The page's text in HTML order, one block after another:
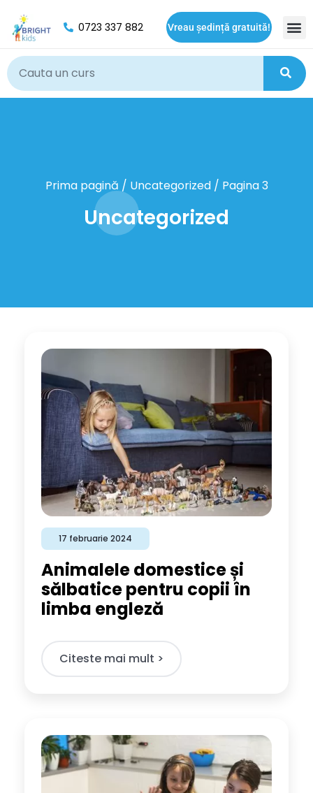
0723 337 882 Vreau ședință gratuită!
Prima pagină / Uncategorized/ Pagina 3
Uncategorized
17 februarie 2024
Animalele domestice și
sălbatice pentru copii în
limba engleză
Citeste mai mult >​